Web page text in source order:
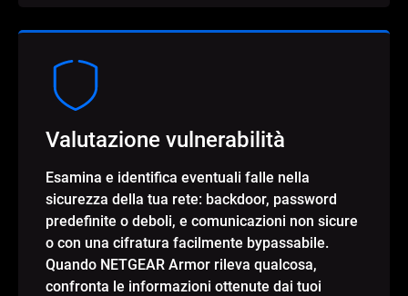
Valutazione vulnerabilità
Esamina e identifica eventuali falle nella
sicurezza della tua rete: backdoor, password
predefinite o deboli, e comunicazioni non sicure
o con una cifratura facilmente bypassabile.
Quando NETGEAR Armor rileva qualcosa,
confronta le informazioni ottenute dai tuoi